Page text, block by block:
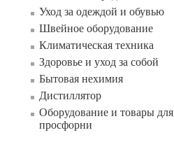
Уход за одеждой и обувью
Швейное оборудование
Климатическая техника
Здоровье и уход за собой
Бытовая нехимия
Дистиллятор
Оборудование и товары для
просфорни